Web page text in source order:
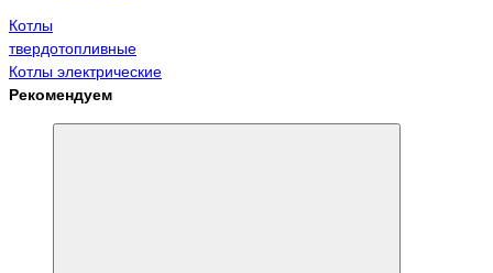
Котлы
твердотопливные
Котлы электрические
Рекомендуем